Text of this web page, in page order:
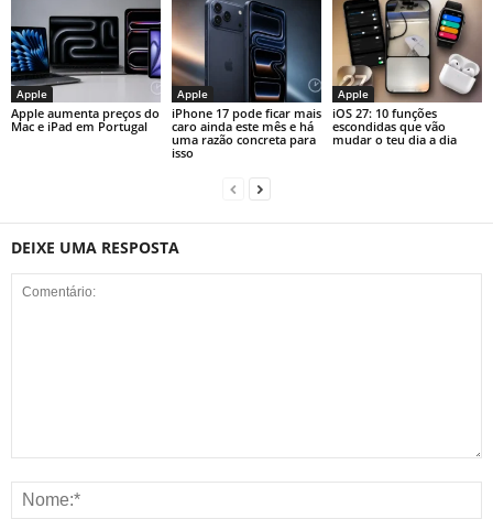
Apple
Apple aumenta preços do
Mac e iPad em Portugal
Apple
iPhone 17 pode ficar mais
caro ainda este mês e há
uma razão concreta para
isso
Apple
iOS 27: 10 funções
escondidas que vão
mudar o teu dia a dia
DEIXE UMA RESPOSTA